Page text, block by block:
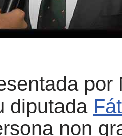
por
diputada
non